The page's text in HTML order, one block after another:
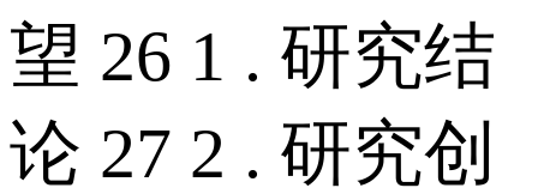
望 26 1 . 研究结
论 27 2 . 研究创